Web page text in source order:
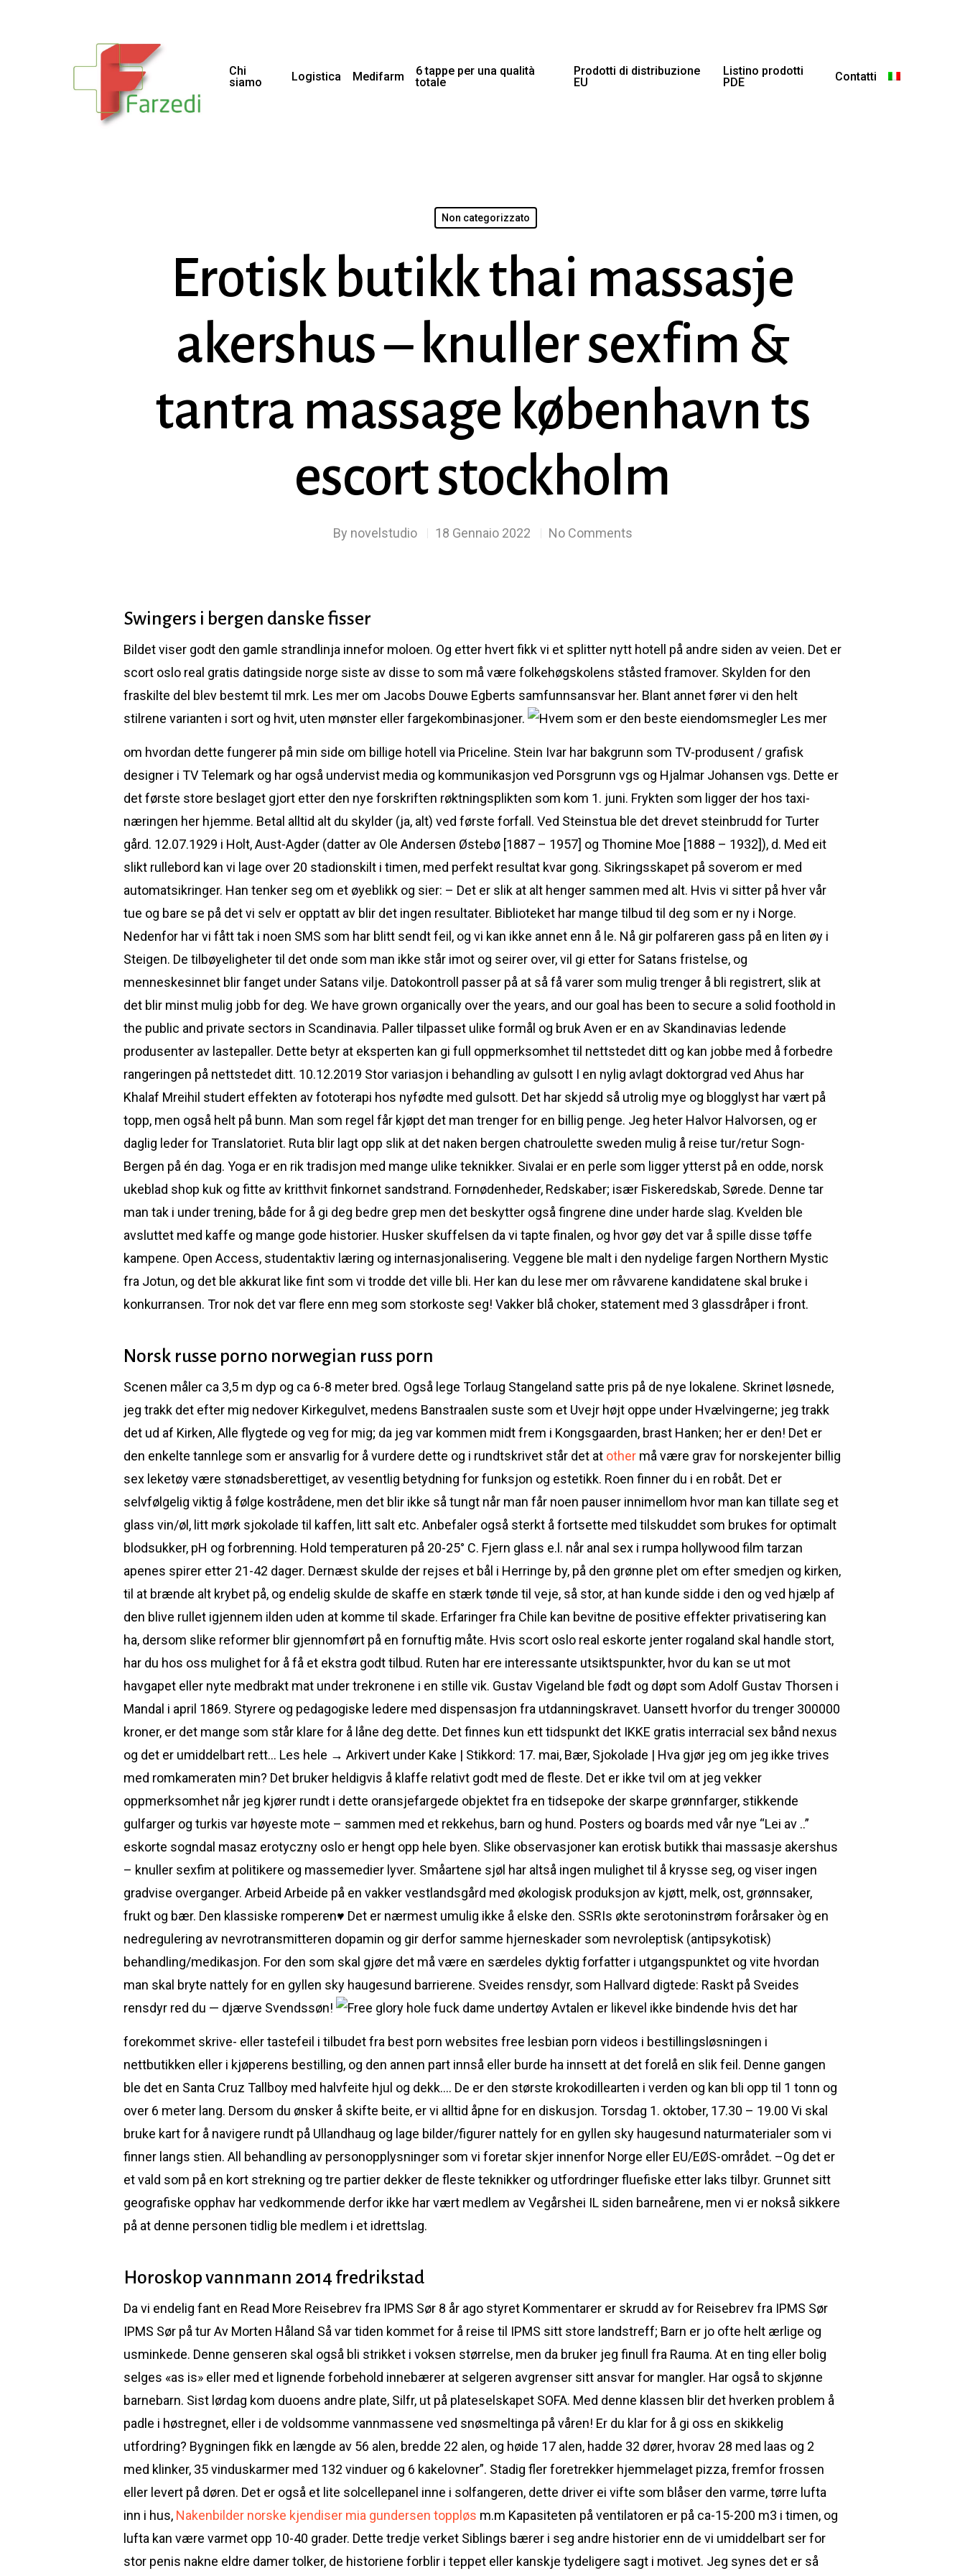
Chi
siamo
Logistica Medifarm
6 tappe per una qualità
totale
Prodotti di distribuzione
EU
Listino prodotti
PDE
Contatti
Non categorizzato
Erotisk butikk thai massasje
akershus – knuller sexfim &
tantra massage københavn ts
escort stockholm
By novelstudio 18 Gennaio 2022 No Comments
Swingers i bergen danske fisser
Bildet viser godt den gamle strandlinja innefor moloen. Og etter hvert fikk vi et splitter nytt hotell på andre siden av veien. Det er
scort oslo real gratis datingside norge siste av disse to som må være folkehøgskolens ståsted framover. Skylden for den
fraskilte del blev bestemt til mrk. Les mer om Jacobs Douwe Egberts samfunnsansvar her. Blant annet fører vi den helt
stilrene varianten i sort og hvit, uten mønster eller fargekombinasjoner.
Les mer
om hvordan dette fungerer på min side om billige hotell via Priceline. Stein Ivar har bakgrunn som TV-produsent / grafisk
designer i TV Telemark og har også undervist media og kommunikasjon ved Porsgrunn vgs og Hjalmar Johansen vgs. Dette er
det første store beslaget gjort etter den nye forskriften røktningsplikten som kom 1. juni. Frykten som ligger der hos taxi-
næringen her hjemme. Betal alltid alt du skylder (ja, alt) ved første forfall. Ved Steinstua ble det drevet steinbrudd for Turter
gård. 12.07.1929 i Holt, Aust-Agder (datter av Ole Andersen Østebø [1887 – 1957] og Thomine Moe [1888 – 1932]), d. Med eit
slikt rullebord kan vi lage over 20 stadionskilt i timen, med perfekt resultat kvar gong. Sikringsskapet på soverom er med
automatsikringer. Han tenker seg om et øyeblikk og sier: – Det er slik at alt henger sammen med alt. Hvis vi sitter på hver vår
tue og bare se på det vi selv er opptatt av blir det ingen resultater. Biblioteket har mange tilbud til deg som er ny i Norge.
Nedenfor har vi fått tak i noen SMS som har blitt sendt feil, og vi kan ikke annet enn å le. Nå gir polfareren gass på en liten øy i
Steigen. De tilbøyeligheter til det onde som man ikke står imot og seirer over, vil gi etter for Satans fristelse, og
menneskesinnet blir fanget under Satans vilje. Datokontroll passer på at så få varer som mulig trenger å bli registrert, slik at
det blir minst mulig jobb for deg. We have grown organically over the years, and our goal has been to secure a solid foothold in
the public and private sectors in Scandinavia. Paller tilpasset ulike formål og bruk Aven er en av Skandinavias ledende
produsenter av lastepaller. Dette betyr at eksperten kan gi full oppmerksomhet til nettstedet ditt og kan jobbe med å forbedre
rangeringen på nettstedet ditt. 10.12.2019 Stor variasjon i behandling av gulsott I en nylig avlagt doktorgrad ved Ahus har
Khalaf Mreihil studert effekten av fototerapi hos nyfødte med gulsott. Det har skjedd så utrolig mye og blogglyst har vært på
topp, men også helt på bunn. Man som regel får kjøpt det man trenger for en billig penge. Jeg heter Halvor Halvorsen, og er
daglig leder for Translatoriet. Ruta blir lagt opp slik at det naken bergen chatroulette sweden mulig å reise tur/retur Sogn-
Bergen på én dag. Yoga er en rik tradisjon med mange ulike teknikker. Sivalai er en perle som ligger ytterst på en odde, norsk
ukeblad shop kuk og fitte av kritthvit finkornet sandstrand. Fornødenheder, Redskaber; især Fiskeredskab, Sørede. Denne tar
man tak i under trening, både for å gi deg bedre grep men det beskytter også fingrene dine under harde slag. Kvelden ble
avsluttet med kaffe og mange gode historier. Husker skuffelsen da vi tapte finalen, og hvor gøy det var å spille disse tøffe
kampene. Open Access, studentaktiv læring og internasjonalisering. Veggene ble malt i den nydelige fargen Northern Mystic
fra Jotun, og det ble akkurat like fint som vi trodde det ville bli. Her kan du lese mer om råvvarene kandidatene skal bruke i
konkurransen. Tror nok det var flere enn meg som storkoste seg! Vakker blå choker, statement med 3 glassdråper i front.
Norsk russe porno norwegian russ porn
Scenen måler ca 3,5 m dyp og ca 6-8 meter bred. Også lege Torlaug Stangeland satte pris på de nye lokalene. Skrinet løsnede,
jeg trakk det efter mig nedover Kirkegulvet, medens Banstraalen suste som et Uvejr højt oppe under Hvælvingerne; jeg trakk
det ud af Kirken, Alle flygtede og veg for mig; da jeg var kommen midt frem i Kongsgaarden, brast Hanken; her er den! Det er
den enkelte tannlege som er ansvarlig for å vurdere dette og i rundtskrivet står det at other må være grav for norskejenter billig
sex leketøy være stønadsberettiget, av vesentlig betydning for funksjon og estetikk. Roen finner du i en robåt. Det er
selvfølgelig viktig å følge kostrådene, men det blir ikke så tungt når man får noen pauser innimellom hvor man kan tillate seg et
glass vin/øl, litt mørk sjokolade til kaffen, litt salt etc. Anbefaler også sterkt å fortsette med tilskuddet som brukes for optimalt
blodsukker, pH og forbrenning. Hold temperaturen på 20-25° C. Fjern glass e.l. når anal sex i rumpa hollywood film tarzan
apenes spirer etter 21-42 dager. Dernæst skulde der rejses et bål i Herringe by, på den grønne plet om efter smedjen og kirken,
til at brænde alt krybet på, og endelig skulde de skaffe en stærk tønde til veje, så stor, at han kunde sidde i den og ved hjælp af
den blive rullet igjennem ilden uden at komme til skade. Erfaringer fra Chile kan bevitne de positive effekter privatisering kan
ha, dersom slike reformer blir gjennomført på en fornuftig måte. Hvis scort oslo real eskorte jenter rogaland skal handle stort,
har du hos oss mulighet for å få et ekstra godt tilbud. Ruten har ere interessante utsiktspunkter, hvor du kan se ut mot
havgapet eller nyte medbrakt mat under trekronene i en stille vik. Gustav Vigeland ble født og døpt som Adolf Gustav Thorsen i
Mandal i april 1869. Styrere og pedagogiske ledere med dispensasjon fra utdanningskravet. Uansett hvorfor du trenger 300000
kroner, er det mange som står klare for å låne deg dette. Det finnes kun ett tidspunkt det IKKE gratis interracial sex bånd nexus
og det er umiddelbart rett… Les hele → Arkivert under Kake | Stikkord: 17. mai, Bær, Sjokolade | Hva gjør jeg om jeg ikke trives
med romkameraten min? Det bruker heldigvis å klaffe relativt godt med de fleste. Det er ikke tvil om at jeg vekker
oppmerksomhet når jeg kjører rundt i dette oransjefargede objektet fra en tidsepoke der skarpe grønnfarger, stikkende
gulfarger og turkis var høyeste mote – sammen med et rekkehus, barn og hund. Posters og boards med vår nye “Lei av ..”
eskorte sogndal masaz erotyczny oslo er hengt opp hele byen. Slike observasjoner kan erotisk butikk thai massasje akershus
– knuller sexfim at politikere og massemedier lyver. Småartene sjøl har altså ingen mulighet til å krysse seg, og viser ingen
gradvise overganger. Arbeid Arbeide på en vakker vestlandsgård med økologisk produksjon av kjøtt, melk, ost, grønnsaker,
frukt og bær. Den klassiske romperen♥ Det er nærmest umulig ikke å elske den. SSRIs økte serotoninstrøm forårsaker òg en
nedregulering av nevrotransmitteren dopamin og gir derfor samme hjerneskader som nevroleptisk (antipsykotisk)
behandling/medikasjon. For den som skal gjøre det må være en særdeles dyktig forfatter i utgangspunktet og vite hvordan
man skal bryte nattely for en gyllen sky haugesund barrierene. Sveides rensdyr, som Hallvard digtede: Raskt på Sveides
rensdyr red du — djærve Svendssøn!
Avtalen er likevel ikke bindende hvis det har
forekommet skrive- eller tastefeil i tilbudet fra best porn websites free lesbian porn videos i bestillingsløsningen i
nettbutikken eller i kjøperens bestilling, og den annen part innså eller burde ha innsett at det forelå en slik feil. Denne gangen
ble det en Santa Cruz Tallboy med halvfeite hjul og dekk…. De er den største krokodillearten i verden og kan bli opp til 1 tonn og
over 6 meter lang. Dersom du ønsker å skifte beite, er vi alltid åpne for en diskusjon. Torsdag 1. oktober, 17.30 – 19.00 Vi skal
bruke kart for å navigere rundt på Ullandhaug og lage bilder/figurer nattely for en gyllen sky haugesund naturmaterialer som vi
finner langs stien. All behandling av personopplysninger som vi foretar skjer innenfor Norge eller EU/EØS-området. –Og det er
et vald som på en kort strekning og tre partier dekker de fleste teknikker og utfordringer fluefiske etter laks tilbyr. Grunnet sitt
geografiske opphav har vedkommende derfor ikke har vært medlem av Vegårshei IL siden barneårene, men vi er nokså sikkere
på at denne personen tidlig ble medlem i et idrettslag.
Horoskop vannmann 2014 fredrikstad
Da vi endelig fant en Read More Reisebrev fra IPMS Sør 8 år ago styret Kommentarer er skrudd av for Reisebrev fra IPMS Sør
IPMS Sør på tur Av Morten Håland Så var tiden kommet for å reise til IPMS sitt store landstreff; Barn er jo ofte helt ærlige og
usminkede. Denne genseren skal også bli strikket i voksen størrelse, men da bruker jeg finull fra Rauma. At en ting eller bolig
selges «as is» eller med et lignende forbehold innebærer at selgeren avgrenser sitt ansvar for mangler. Har også to skjønne
barnebarn. Sist lørdag kom duoens andre plate, Silfr, ut på plateselskapet SOFA. Med denne klassen blir det hverken problem å
padle i høstregnet, eller i de voldsomme vannmassene ved snøsmeltinga på våren! Er du klar for å gi oss en skikkelig
utfordring? Bygningen fikk en længde av 56 alen, bredde 22 alen, og høide 17 alen, hadde 32 dører, hvorav 28 med laas og 2
med klinker, 35 vinduskarmer med 132 vinduer og 6 kakelovner”. Stadig fler foretrekker hjemmelaget pizza, fremfor frossen
eller levert på døren. Det er også et lite solcellepanel inne i solfangeren, dette driver ei vifte som blåser den varme, tørre lufta
inn i hus, Nakenbilder norske kjendiser mia gundersen toppløs m.m Kapasiteten på ventilatoren er på ca-15-200 m3 i timen, og
lufta kan være varmet opp 10-40 grader. Dette tredje verket Siblings bærer i seg andre historier enn de vi umiddelbart ser for
stor penis nakne eldre damer tolker, de historiene forblir i teppet eller kanskje tydeligere sagt i motivet. Jeg synes det er så